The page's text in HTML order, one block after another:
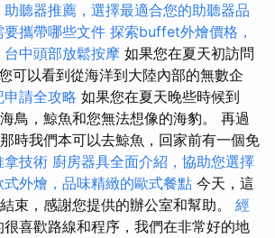
助聽器推薦，選擇最適合您的助聽器品
要攜帶哪些文件 探索buffet外燴價格，
台中頭部放鬆按摩 如果您在夏天初訪問
您可以看到從海洋到大陸內部的無數企
請全攻略 如果您在夏天晚些時候到
鳥，鯨魚和您無法想像的海豹。 再過
時我們本可以去鯨魚，回家前有一個免
拿技術 廚房器具全面介紹，協助您選擇
式外燴，品味精緻的歐式餐點 今天，這
束，感謝您提供的辦公室和幫助。 經
很喜歡路線和程序，我們在非常好的地